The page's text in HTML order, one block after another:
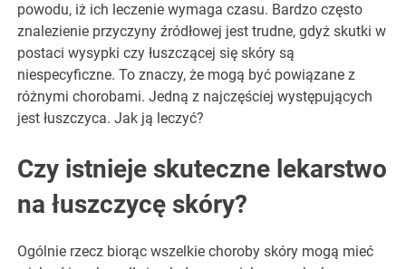
powodu, iż ich leczenie wymaga czasu. Bardzo często
znalezienie przyczyny źródłowej jest trudne, gdyż skutki w
postaci wysypki czy łuszczącej się skóry są
niespecyficzne. To znaczy, że mogą być powiązane z
różnymi chorobami. Jedną z najczęściej występujących
jest łuszczyca. Jak ją leczyć?
Czy istnieje skuteczne lekarstwo
na łuszczycę skóry?
Ogólnie rzecz biorąc wszelkie choroby skóry mogą mieć